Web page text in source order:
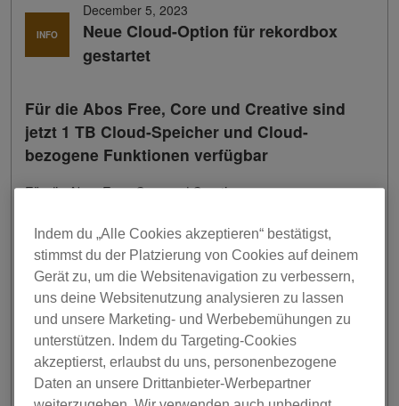
INFO
December 5, 2023
Neue Cloud-Option für rekordbox
gestartet
Für die Abos Free, Core und Creative sind
jetzt 1 TB Cloud-Speicher und Cloud-
bezogene Funktionen verfügbar
Für die Abos Free, Core und Creative unserer
jetzt neue Cloud-Optionen verfügbar.
Jetzt kannst du deinem Free-, Core- oder Creative-Abo
zu einem erschwinglichen Preis großzügigen Cloud-
Speicherplatz hinzufügen und die beliebten Cloud-
Funktionen der höheren Tarife nutzen.
Dank der Zusammenarbeit mit Dropbox bietet die 1 TB
rekordbox Cloud-Option – powered by Dropbox – ein
sattes Terabyte Speicherkapazität für die Verwaltung
Indem du „Alle Cookies akzeptieren“ bestätigst,
stimmst du der Platzierung von Cookies auf deinem
Gerät zu, um die Websitenavigation zu verbessern,
uns deine Websitenutzung analysieren zu lassen
und unsere Marketing- und Werbebemühungen zu
unterstützen. Indem du Targeting-Cookies
akzeptierst, erlaubst du uns, personenbezogene
Daten an unsere Drittanbieter-Werbepartner